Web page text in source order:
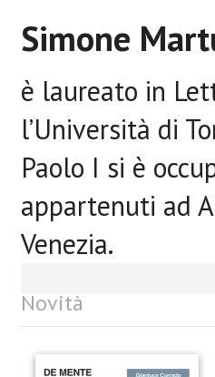
Simone
è laureato in
l’Università di
Paolo I si è
appartenuti ad
Venezia.
Novità